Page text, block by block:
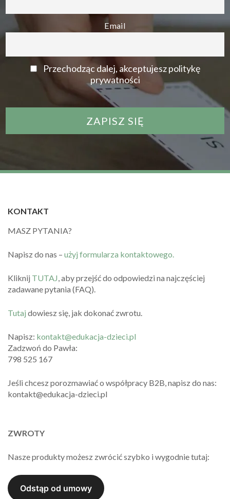
Email
Przechodząc dalej, akceptujesz politykę
prywatności
KONTAKT
MASZ PYTANIA?
Napisz do nas – użyj formularza kontaktowego.
Kliknij TUTAJ, aby przejść do odpowiedzi na najczęściej
zadawane pytania (FAQ).
Tutaj dowiesz się, jak dokonać zwrotu.
Napisz: kontakt@edukacja-dzieci.pl
Zadzwoń do Pawła:
798 525 167
Jeśli chcesz porozmawiać o współpracy B2B, napisz do nas:
kontakt@edukacja-dzieci.pl
ZWROTY
Nasze produkty możesz zwrócić szybko i wygodnie tutaj: